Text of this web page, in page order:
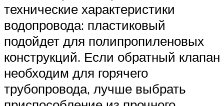
технические характеристики
водопровода: пластиковый
подойдет для полипропиленовых
конструкций. Если обратный клапан
необходим для горячего
трубопровода, лучше выбрать